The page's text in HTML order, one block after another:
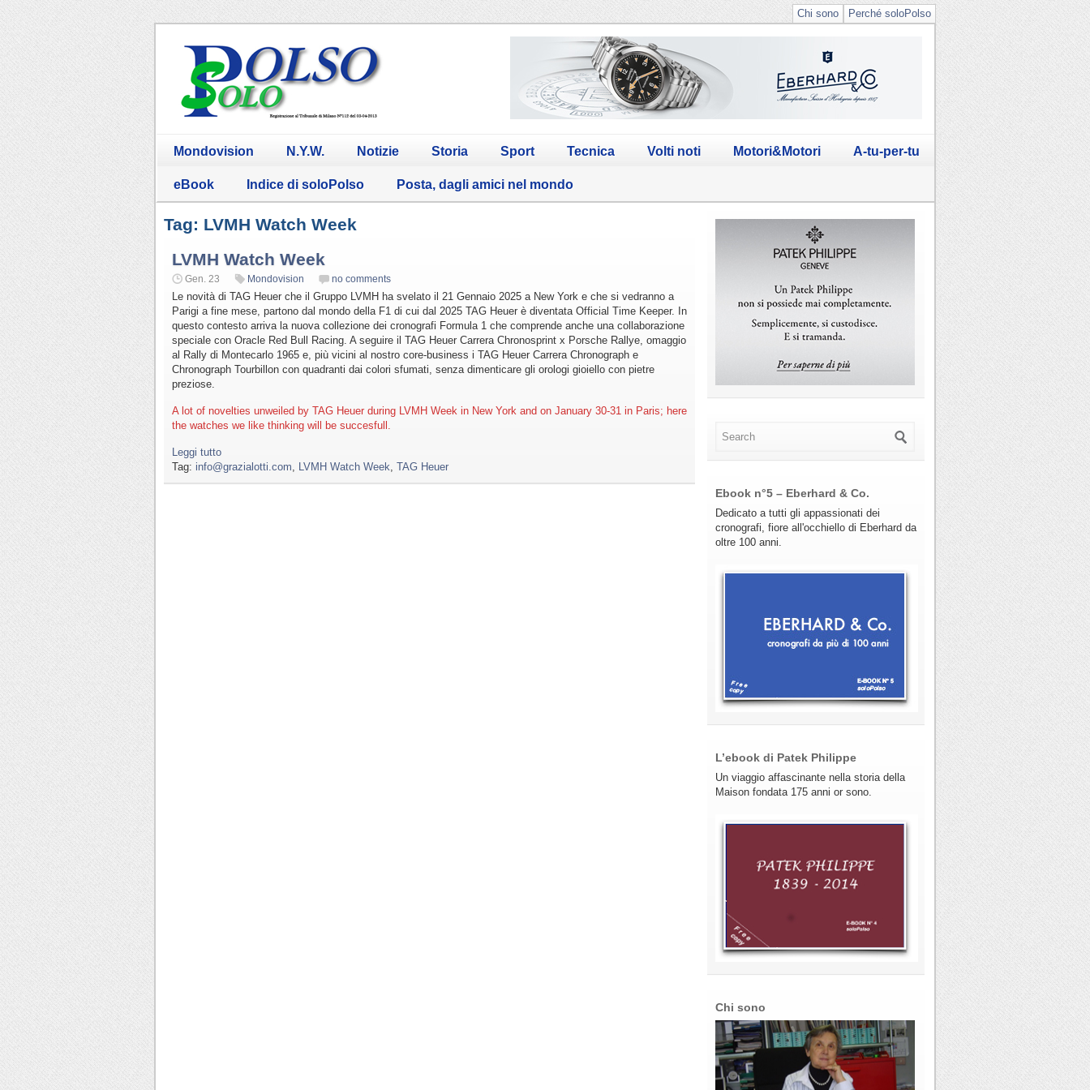
Perché soloPolso
Chi sono
Mondovision N.Y.W. Notizie Storia Sport Tecnica Volti noti Motori&Motori A-tu-per-tu
eBook Indice di soloPolso Posta, dagli amici nel mondo
Tag: LVMH Watch Week
LVMH Watch Week
Gen. 23 Mondovision no comments
Le novità di TAG Heuer che il Gruppo LVMH ha svelato il 21 Gennaio 2025 a New York e che si vedranno a
Parigi a fine mese, partono dal mondo della F1 di cui dal 2025 TAG Heuer è diventata Official Time Keeper. In
questo contesto arriva la nuova collezione dei cronografi Formula 1 che comprende anche una collaborazione
speciale con Oracle Red Bull Racing. A seguire il TAG Heuer Carrera Chronosprint x Porsche Rallye, omaggio
al Rally di Montecarlo 1965 e, più vicini al nostro core-business i TAG Heuer Carrera Chronograph e
Chronograph Tourbillon con quadranti dai colori sfumati, senza dimenticare gli orologi gioiello con pietre
preziose.
A lot of novelties unweiled by TAG Heuer during LVMH Week in New York and on January 30-31 in Paris; here
the watches we like thinking will be succesfull.
Leggi tutto
Tag: info@grazialotti.com LVMH Watch Week TAG Heuer
Ebook n°5 – Eberhard & Co.
Dedicato a tutti gli appassionati dei
cronografi, fiore all'occhiello di Eberhard da
oltre 100 anni.
L’ebook di Patek Philippe
Un viaggio affascinante nella storia della
Maison fondata 175 anni or sono.
Chi sono